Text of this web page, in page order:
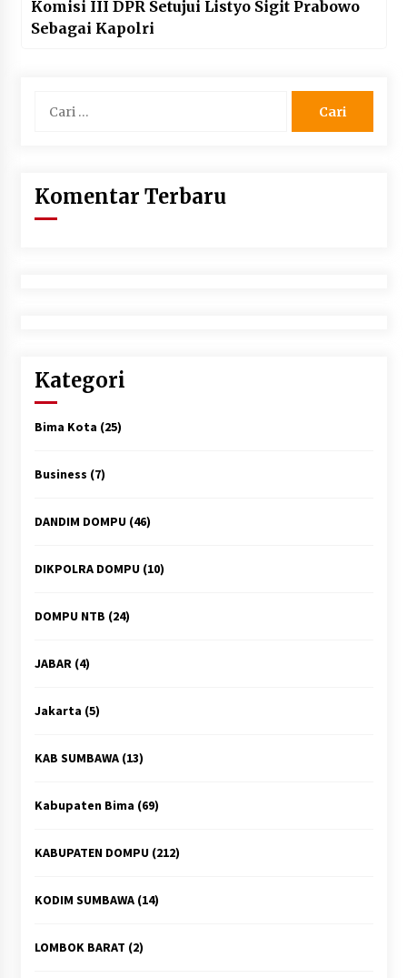
Komisi III DPR Setujui Listyo Sigit Prabowo
Sebagai Kapolri
untuk:
Komentar Terbaru
Kategori
Bima Kota (25)
Business (7)
DANDIM DOMPU(46)
DIKPOLRA DOMPU(10)
DOMPU NTB (24)
JABAR(4)
Jakarta (5)
KAB SUMBAWA(13)
Kabupaten Bima (69)
KABUPATEN DOMPU(212)
KODIM SUMBAWA(14)
LOMBOK BARAT (2)